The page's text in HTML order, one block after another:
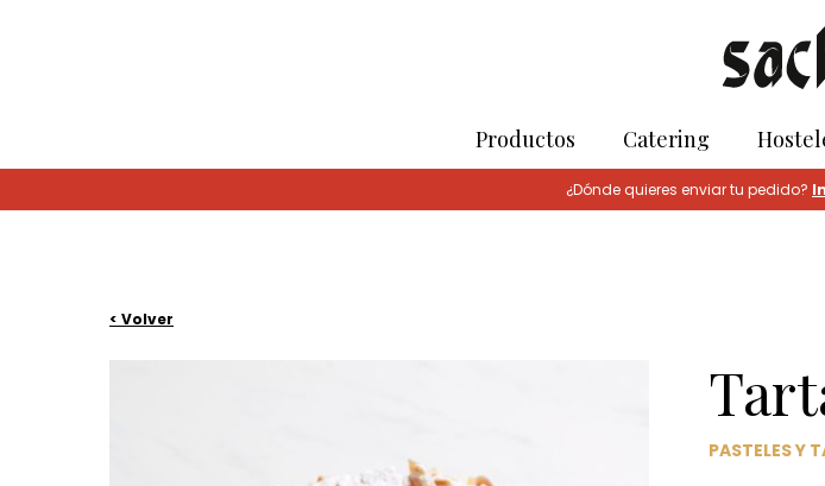
Productos Catering
¿Dónde quieres enviar tu pedido?
< Volver
PASTELES Y